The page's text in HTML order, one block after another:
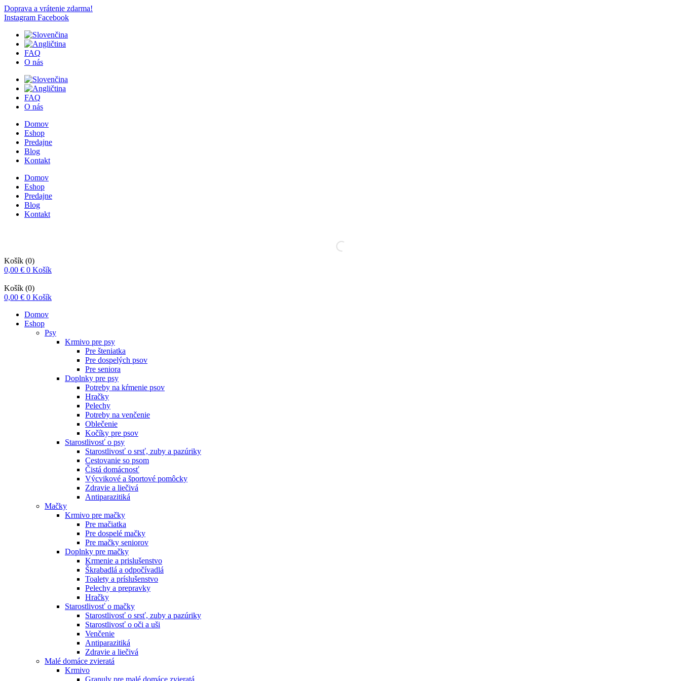
Doprava a vrátenie zdarma!
Instagram Facebook
FAQ
O nás
FAQ
O nás
Domov
Eshop
Predajne
Blog
Kontakt
Domov
Eshop
Predajne
Blog
Kontakt
Košík (0)
0,00 € 0 Košík
Košík (0)
0,00 € 0 Košík
Domov
Eshop
Psy
Krmivo pre psy
Pre šteniatka
Pre dospelých psov
Pre seniora
Doplnky pre psy
Potreby na kŕmenie psov
Hračky
Pelechy
Potreby na venčenie
Oblečenie
Kočíky pre psov
Starostlivosť o psy
Starostlivosť o srsť, zuby a pazúriky
Cestovanie so psom
Čistá domácnosť
Výcvikové a športové pomôcky
Zdravie a liečivá
Antiparazitiká
Mačky
Krmivo pre mačky
Pre mačiatka
Pre dospelé mačky
Pre mačky seniorov
Doplnky pre mačky
Krmenie a prislušenstvo
Škrabadlá a odpočívadlá
Toalety а príslušenstvo
Pelechy a prepravky
Hračky
Starostlivosť o mačky
Starostlivosť o srsť, zuby a pazúriky
Starostlivosť o oči a uši
Venčenie
Antiparazitiká
Zdravie a liečivá
Malé domáce zvieratá
Krmivo
Granuly pre malé domáce zvieratá